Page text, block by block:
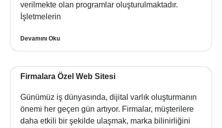
verilmekte olan programlar oluşturulmaktadır.
İşletmelerin
Devamını Oku
Firmalara Özel Web Sitesi
Günümüz iş dünyasında, dijital varlık oluşturmanın
önemi her geçen gün artıyor. Firmalar, müşterilere
daha etkili bir şekilde ulaşmak, marka bilinirliğini